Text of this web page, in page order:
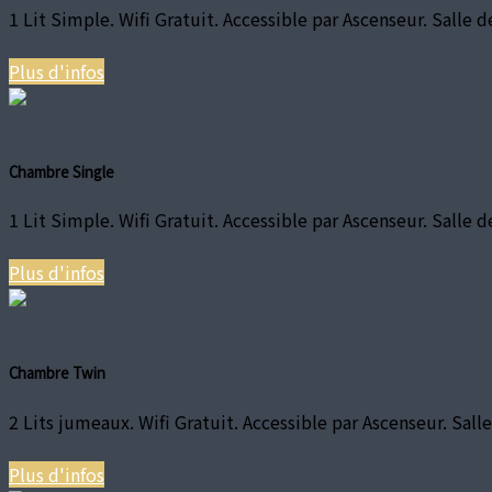
1 Lit Simple. Wifi Gratuit. Accessible par Ascenseur. Salle
Plus d'infos
Chambre Single
1 Lit Simple. Wifi Gratuit. Accessible par Ascenseur. Salle
Plus d'infos
Chambre Twin
2 Lits jumeaux. Wifi Gratuit. Accessible par Ascenseur.
Plus d'infos